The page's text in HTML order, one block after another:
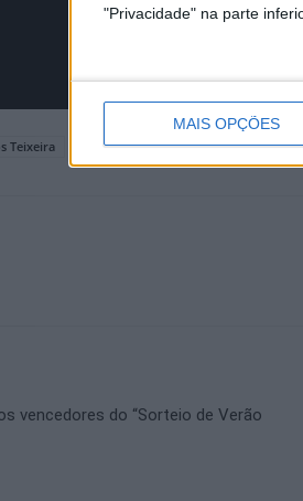
"Privacidade" na parte
MAIS OPÇÕES
Teixeira Crónica de Opinião
vencedores do “Sorteio de Verão